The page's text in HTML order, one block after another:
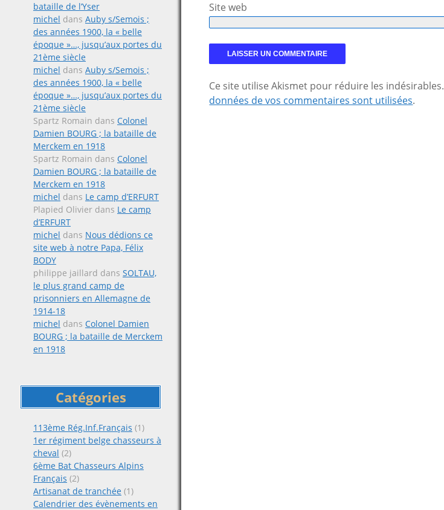
bataille de l’Yser
michel dans Auby s/Semois ;
des années 1900, la « belle
époque »…, jusqu’aux portes du
21ème siècle
michel dans Auby s/Semois ;
des années 1900, la « belle
époque »…, jusqu’aux portes du
21ème siècle
Spartz Romain dans Colonel
Damien BOURG ; la bataille de
Merckem en 1918
Spartz Romain dans Colonel
Damien BOURG ; la bataille de
Merckem en 1918
michel dans Le camp d’ERFURT
Plapied Olivier dans Le camp
d’ERFURT
michel dans Nous dédions ce
site web à notre Papa, Félix
BODY
philippe jaillard dans SOLTAU,
le plus grand camp de
prisonniers en Allemagne de
1914-18
michel dans Colonel Damien
BOURG ; la bataille de Merckem
en 1918
Catégories
113ème Rég.Inf.Français (1)
1er régiment belge chasseurs à
cheval (2)
6ème Bat Chasseurs Alpins
Français (2)
Artisanat de tranchée (1)
Calendrier des évènements en
Site web
Ce site utilise Akismet pour réduire les indésirables.
données de vos commentaires sont utilisées.